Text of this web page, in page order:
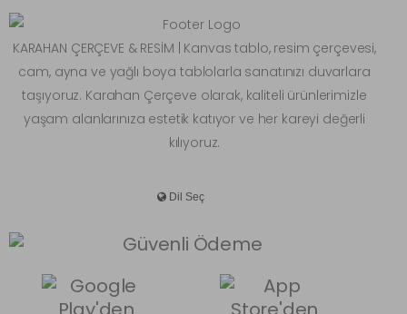
KARAHAN ÇERÇEVE & RESİM | Kanvas tablo, resim çerçevesi,
cam, ayna ve yağlı boya tablolarla sanatınızı duvarlara
taşıyoruz. Karahan Çerçeve olarak, kaliteli ürünlerimizle
yaşam alanlarınıza estetik katıyor ve her kareyi değerli
kılıyoruz.